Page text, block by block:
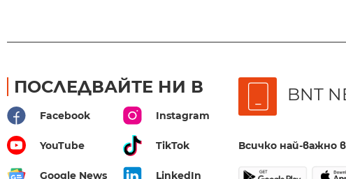
ПОСЛЕДВАЙТЕ НИ В
Facebook Instagram
YouTube TikTok
Google News LinkedIn
BNT
Всичко най-важно